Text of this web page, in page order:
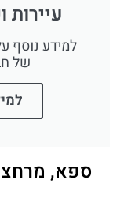
עיירות
למידע נוסף
של
ספא,